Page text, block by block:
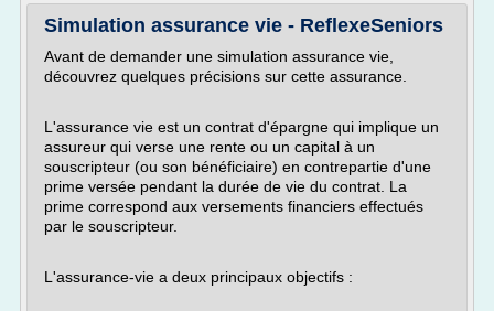
Simulation assurance vie - ReflexeSeniors
Avant de demander une simulation assurance vie,
découvrez quelques précisions sur cette assurance.
L'assurance vie est un contrat d'épargne qui implique un
assureur qui verse une rente ou un capital à un
souscripteur (ou son bénéficiaire) en contrepartie d'une
prime versée pendant la durée de vie du contrat. La
prime correspond aux versements financiers effectués
par le souscripteur.
L'assurance-vie a deux principaux objectifs :